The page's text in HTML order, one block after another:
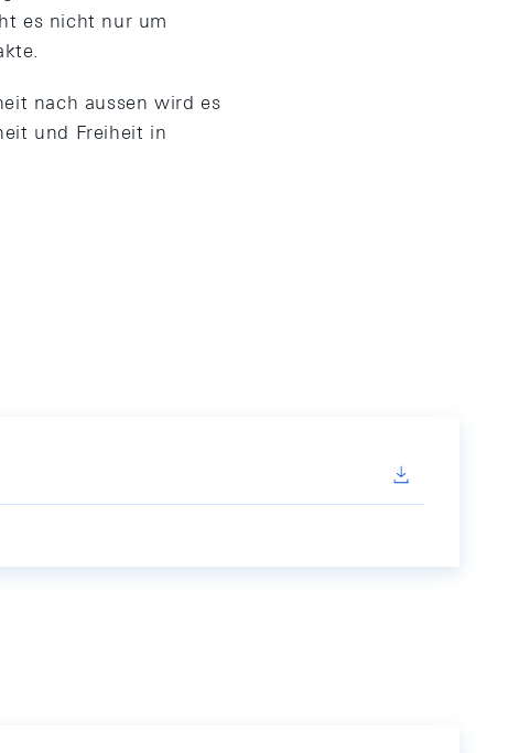
es nicht nur um
nach aussen wird es
und Freiheit in